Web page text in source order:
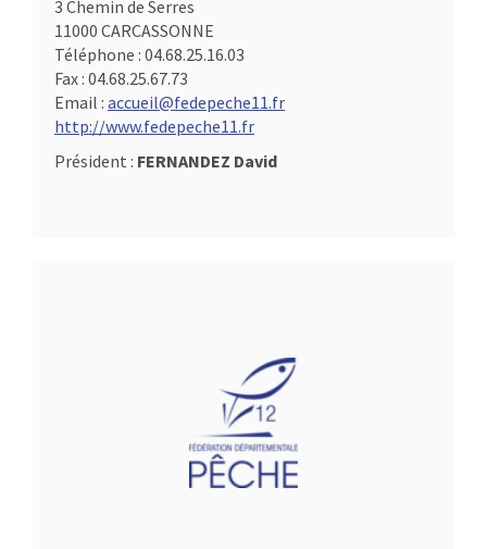
3 Chemin de Serres
11000 CARCASSONNE
Téléphone : 04.68.25.16.03
Fax : 04.68.25.67.73
Email : accueil@fedepeche11.fr
http://www.fedepeche11.fr
Président : FERNANDEZ David